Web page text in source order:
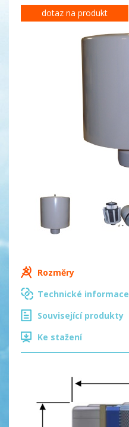
dotaz na produkt
Rozměry
Technické informace
Související produkty
Ke stažení